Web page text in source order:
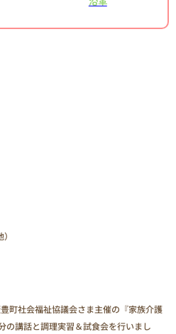
町社会福祉協議会さま主催の『家族介護
の講話と調理実習＆試食会を行いまし